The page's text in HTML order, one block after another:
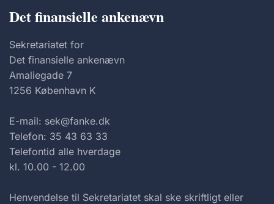
Det finansielle ankenævn
Sekretariatet for
Det finansielle ankenævn
Amaliegade 7
1256 København K
E-mail: sek@fanke.dk
Telefon: 35 43 63 33
Telefontid alle hverdage
kl. 10.00 - 12.00
Henvendelse til Sekretariatet skal ske skriftligt eller